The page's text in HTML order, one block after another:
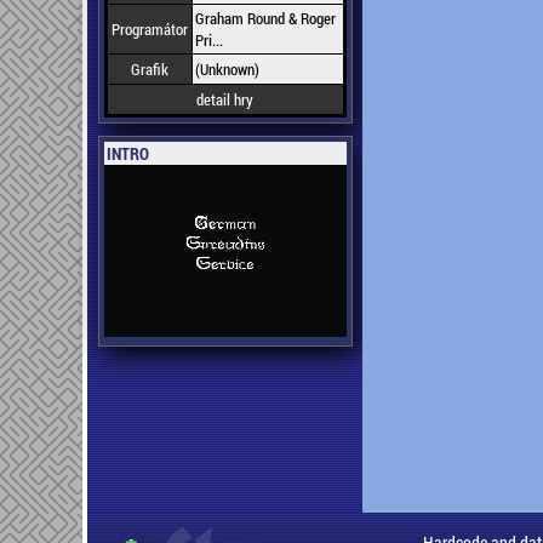
Programátor Graham Round & Roger
Pri...
Grafik
(Unknown)
detail hry
INTRO